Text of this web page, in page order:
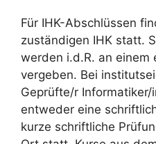
Für IHK-Abschlüssen
zuständigen IHK statt.
werden i.d.R. an
vergeben. Bei
Geprüfte/r
entweder eine
kurze schriftliche